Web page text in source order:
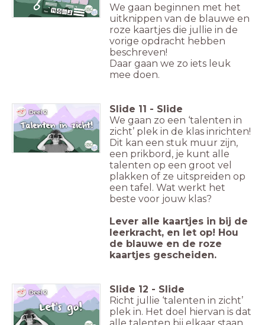
We gaan beginnen met het
uitknippen van de blauwe en
roze kaartjes die jullie in de
vorige opdracht hebben
beschreven!
Daar gaan we zo iets leuk
mee doen.
Slide 11 - Slide
We gaan zo een ‘talenten in
zicht’ plek in de klas inrichten!
Dit kan een stuk muur zijn,
een prikbord, je kunt alle
talenten op een groot vel
plakken of ze uitspreiden op
een tafel. Wat werkt het
beste voor jouw klas?
Lever alle kaartjes in bij de
leerkracht, en let op! Hou
de blauwe en de roze
kaartjes gescheiden.
Slide 12 - Slide
Richt jullie ‘talenten in zicht’
plek in. Het doel hiervan is dat
alle talenten bij elkaar staan